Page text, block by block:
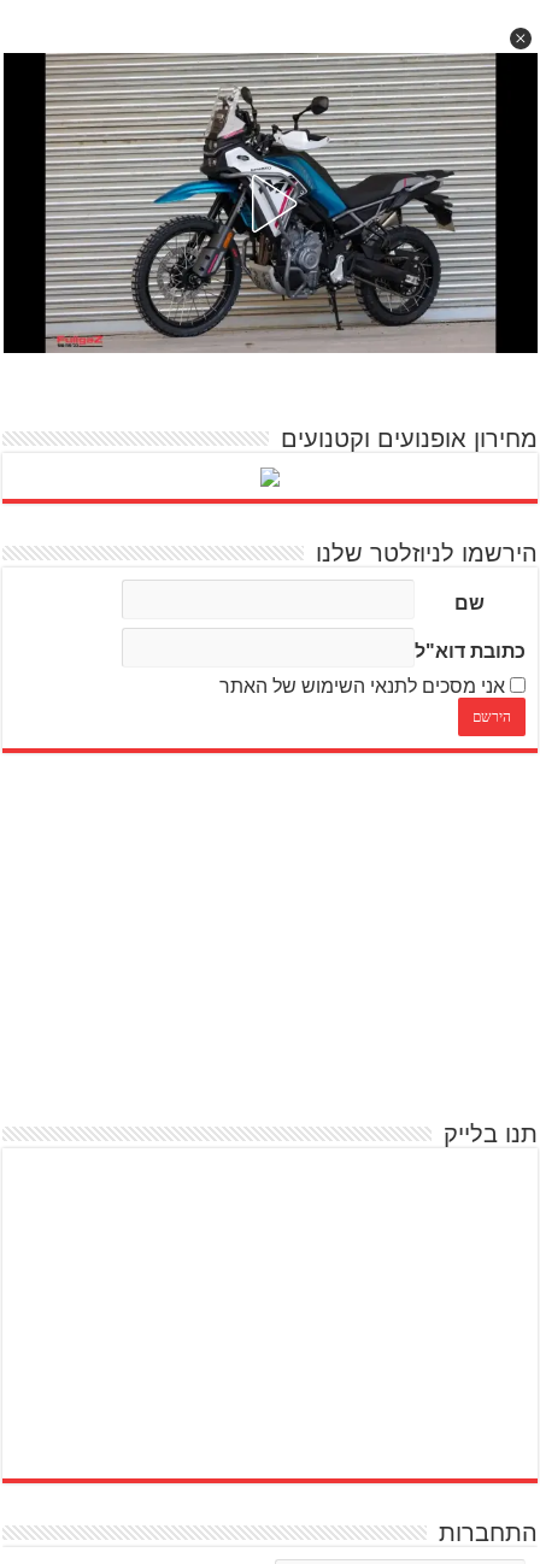
מחירון אופנועים וקטנועים
הירשמו לניוזלטר שלנו
שם
כתובת דוא"ל
אני מסכים לתנאי השימוש של האתר
תנו בלייק
התחברות